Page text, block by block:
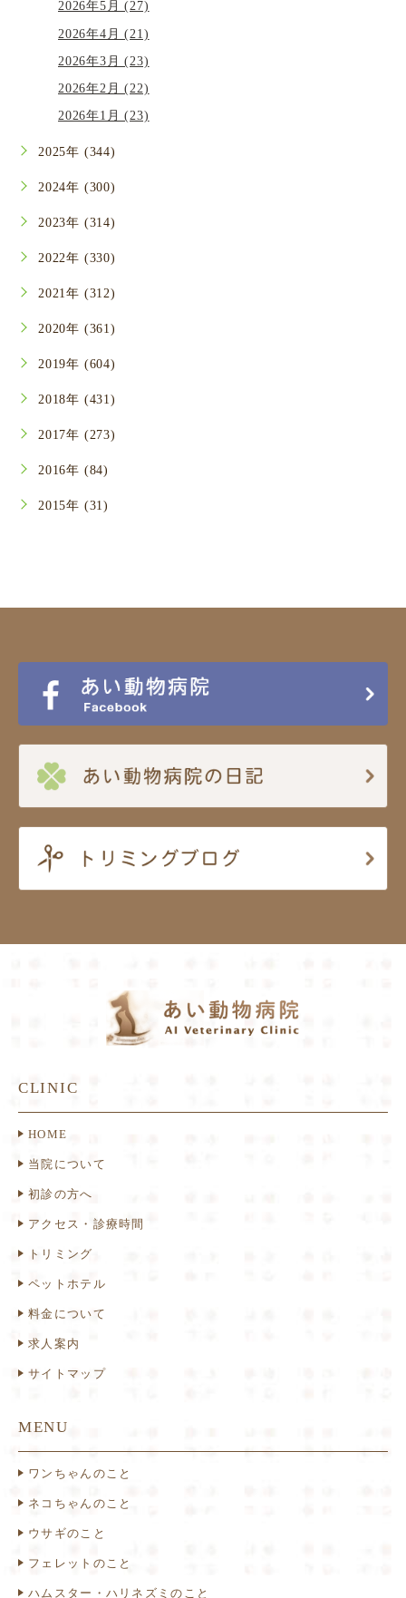
2026年5月 (27)
2026年4月 (21)
2026年3月 (23)
2026年2月 (22)
2026年1月 (23)
2025年 (344)
2024年 (300)
2023年 (314)
2022年 (330)
2021年 (312)
2020年 (361)
2019年 (604)
2018年 (431)
2017年 (273)
2016年 (84)
2015年 (31)
CLINIC
HOME
当院について
初診の方へ
アクセス・診療時間
トリミング
ペットホテル
料金について
求人案内
サイトマップ
MENU
ワンちゃんのこと
ネコちゃんのこと
ウサギのこと
フェレットのこと
ハムスター・ハリネズミのこと